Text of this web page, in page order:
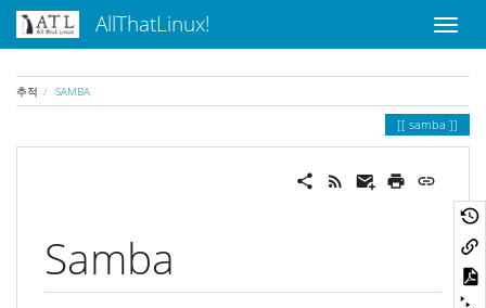
AllThatLinux!
추적 SAMBA
samba
Samba